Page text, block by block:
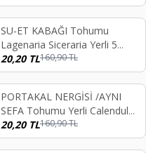
%87
SU-ET KABAĞI Tohumu
Lagenaria Siceraria Yerli 5
adet
20,20TL160,90TL
%87
PORTAKAL NERGİSİ /AYNI
SEFA Tohumu Yerli Calendula
officinalis 30 adet
20,20TL160,90TL